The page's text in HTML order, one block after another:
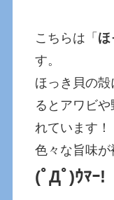
こちらは「 ほ
す。
ほっき貝の
るとアワビ
れています！
色々な旨味
(ﾟДﾟ)ｳﾏｰ!